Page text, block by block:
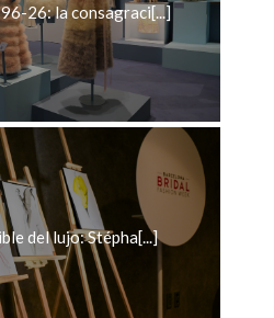
26: la consagraci[...]
del lujo: Stépha[...]